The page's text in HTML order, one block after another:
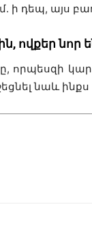
դեպ, այս
ովքեր նոր
նաև ինքս